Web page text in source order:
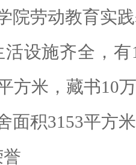
院劳动教育实
活设施齐全，有
方米，藏书10
面积3153平方